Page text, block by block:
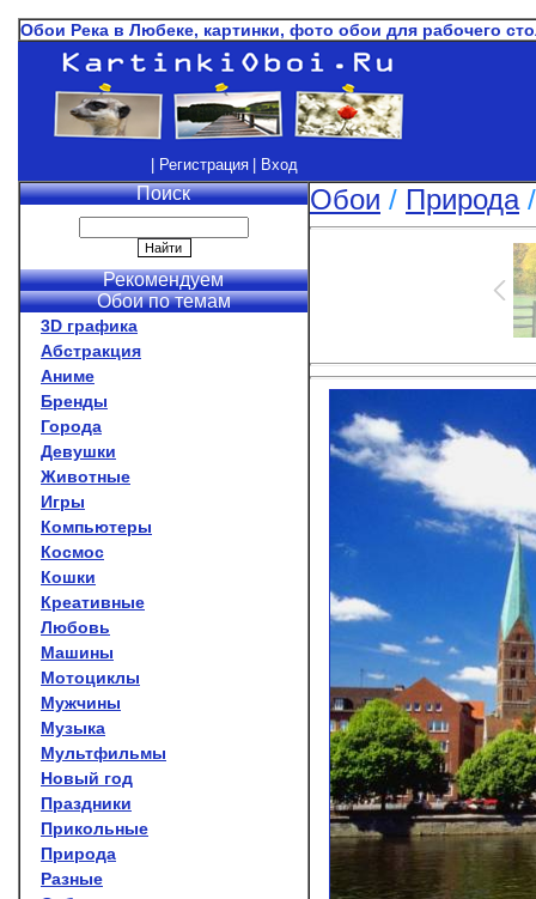
Обои Река в Любеке, картинки, фото обои для рабочего
| Регистрация | Вход
Поиск
Рекомендуем
Обои по темам
3D графика
Абстракция
Аниме
Бренды
Города
Девушки
Животные
Игры
Компьютеры
Космос
Кошки
Креативные
Любовь
Машины
Мотоциклы
Мужчины
Музыка
Мультфильмы
Новый год
Праздники
Прикольные
Природа
Разные
Обои / Природа